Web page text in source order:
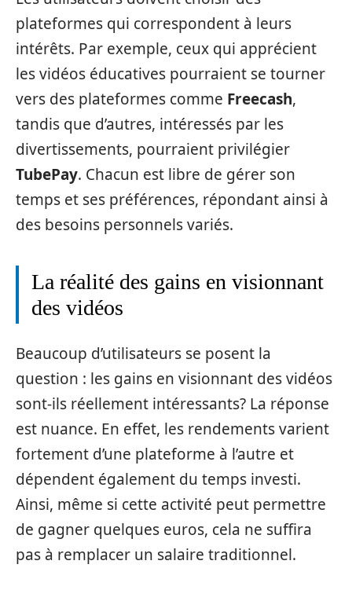
plateformes qui correspondent à leurs
intérêts. Par exemple, ceux qui apprécient
les vidéos éducatives pourraient se tourner
vers des plateformes comme Freecash,
tandis que d’autres, intéressés par les
divertissements, pourraient privilégier
TubePay. Chacun est libre de gérer son
temps et ses préférences, répondant ainsi à
des besoins personnels variés.
La réalité des gains en visionnant
des vidéos
Beaucoup d’utilisateurs se posent la
question : les gains en visionnant des vidéos
sont-ils réellement intéressants? La réponse
est nuance. En effet, les rendements varient
fortement d’une plateforme à l’autre et
dépendent également du temps investi.
Ainsi, même si cette activité peut permettre
de gagner quelques euros, cela ne suffira
pas à remplacer un salaire traditionnel.